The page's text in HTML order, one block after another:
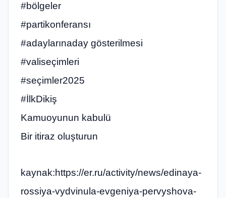
#bölgeler
#partikonferansı
#adaylarınaday gösterilmesi
#valiseçimleri
#seçimler2025
#İlkDikiş
Kamuoyunun kabulü
Bir itiraz oluşturun
kaynak:https://er.ru/activity/news/edinaya-
rossiya-vydvinula-evgeniya-pervyshova-